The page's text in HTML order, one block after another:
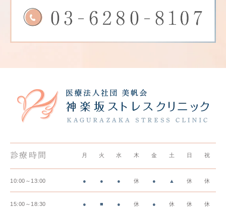
診療時間 月 火 水 木 金 土 日 祝
10:00～13:00 ● ● ● 休 ● ▲ 休 休
15:00～18:30 ● ■ ● 休 ● 休 休 休